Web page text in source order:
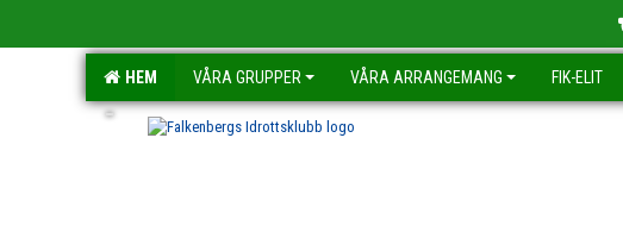
HEM VÅRA GRUPPER VÅRA ARRANGEMANG FIK-ELIT
-